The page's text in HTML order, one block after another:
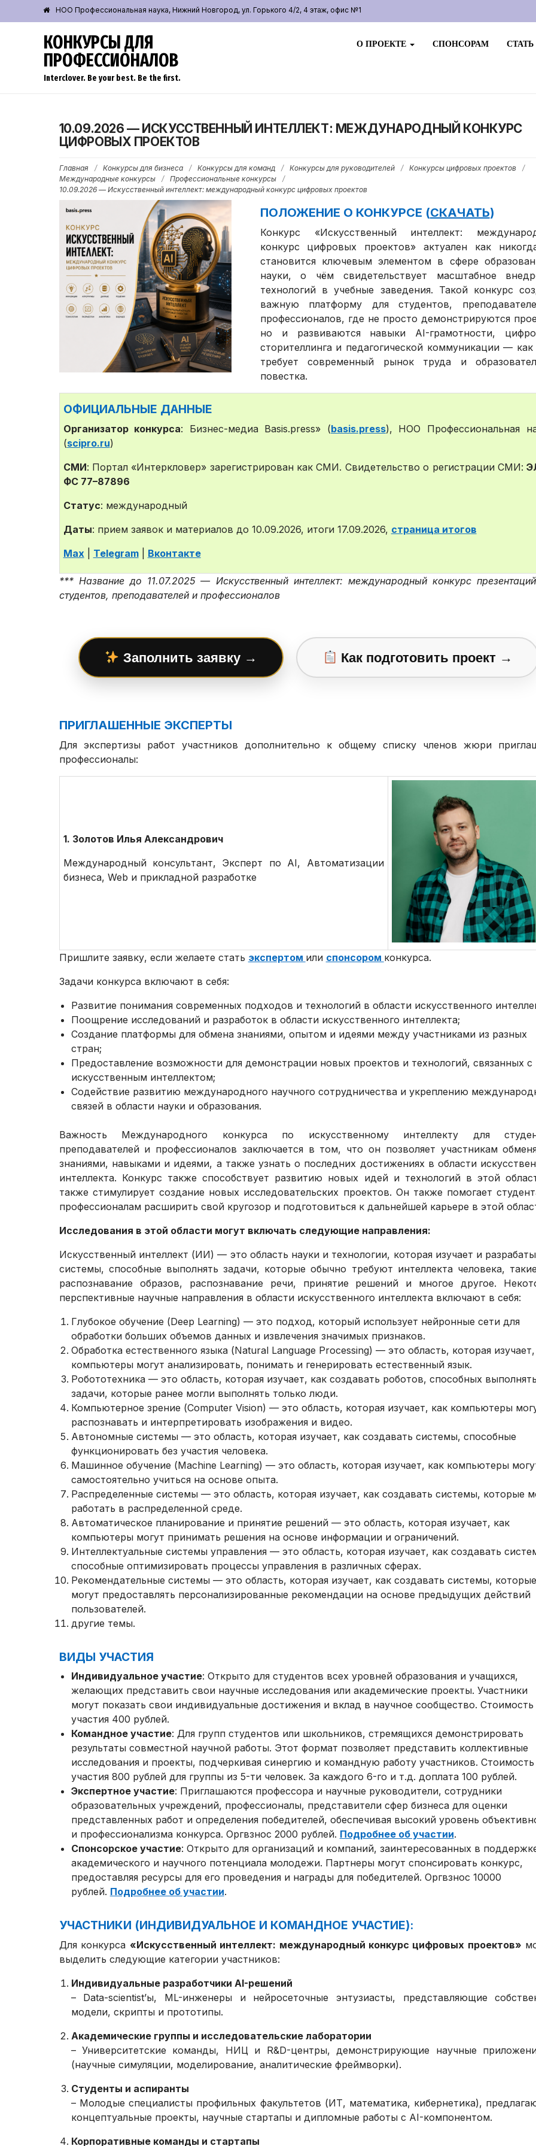
НОО Профессиональная наука, Нижний Новгород, ул. Горького 4/2, 4 этаж, офис №1
КОНКУРСЫ ДЛЯ
ПРОФЕССИОНАЛОВ
Interclover. Be your best. Be the first.
О ПРОЕКТЕ СПОНСОРАМ
10.09.2026 — ИСКУССТВЕННЫЙ ИНТЕЛЛЕКТ: МЕЖДУНАРОДНЫЙ КОНКУРС
ЦИФРОВЫХ ПРОЕКТОВ
Главная / Конкурсы для бизнеса / Конкурсы для команд / Конкурсы для руководителей / Конкурсы цифровых проектов
/
Международные конкурсы
/ Профессиональные конкурсы
/
10.09.2026 — Искусственный интеллект: международный конкурс цифровых проектов
ПОЛОЖЕНИЕ О КОНКУРСЕ (СКАЧАТЬ)
Конкурс «Искусственный интеллект:
конкурс цифровых проектов» актуален как
становится ключевым элементом в сфере
науки, о чём свидетельствует масштабное
технологий в учебные заведения. Такой конкурс
важную платформу для студентов,
профессионалов, где не просто демонстрируются
но и развиваются навыки AI-грамотности,
сторителлинга и педагогической коммуникации — как
требует современный рынок труда и
повестка.
ОФИЦИАЛЬНЫЕ ДАННЫЕ
Организатор конкурса: Бизнес-медиа Basis.press» (basis.press), НОО Профессиональная
(scipro.ru)
СМИ: Портал «Интеркловер» зарегистрирован как СМИ. Свидетельство о регистрации СМИ:
ФС 77–87896
Статус: международный
Даты: прием заявок и материалов до 10.09.2026, итоги 17.09.2026, страница итогов
Max
Telegram| Вконтакте
*** Название до 11.07.2025 — Искусственный интеллект: международный конкурс
студентов, преподавателей и профессионалов
Заполнить заявку → Как подготовить проект →
ПРИГЛАШЕННЫЕ ЭКСПЕРТЫ
Для экспертизы работ участников дополнительно к общему списку членов жюри
профессионалы:
1. Золотов Илья Александрович
Международный консультант, Эксперт по AI, Автоматизации
бизнеса, Web и прикладной разработке
Пришлите заявку, если желаете стать экспертом или спонсором конкурса.
Задачи конкурса включают в себя:
Развитие понимания современных подходов и технологий в области искусственного
Поощрение исследований и разработок в области искусственного интеллекта;
Создание платформы для обмена знаниями, опытом и идеями между участниками из разных
стран;
Предоставление возможности для демонстрации новых проектов и технологий, связанных с
искусственным интеллектом;
Содействие развитию международного научного сотрудничества и укреплению
связей в области науки и образования.
Важность Международного конкурса по искусственному интеллекту для
преподавателей и профессионалов заключается в том, что он позволяет участникам
знаниями, навыками и идеями, а также узнать о последних достижениях в области
интеллекта. Конкурс также способствует развитию новых идей и технологий в этой
также стимулирует создание новых исследовательских проектов. Он также помогает
профессионалам расширить свой кругозор и подготовиться к дальнейшей карьере в этой
Исследования в этой области могут включать следующие направления:
Искусственный интеллект (ИИ) — это область науки и технологии, которая изучает и
системы, способные выполнять задачи, которые обычно требуют интеллекта человека,
распознавание образов, распознавание речи, принятие решений и многое другое.
перспективные научные направления в области искусственного интеллекта включают в себя:
Глубокое обучение (Deep Learning) — это подход, который использует нейронные сети для
обработки больших объемов данных и извлечения значимых признаков.
Обработка естественного языка (Natural Language Processing) — это область, которая
компьютеры могут анализировать, понимать и генерировать естественный язык.
Робототехника — это область, которая изучает, как создавать роботов, способных
задачи, которые ранее могли выполнять только люди.
Компьютерное зрение (Computer Vision) — это область, которая изучает, как компьютеры
распознавать и интерпретировать изображения и видео.
Автономные системы — это область, которая изучает, как создавать системы, способные
функционировать без участия человека.
Машинное обучение (Machine Learning) — это область, которая изучает, как компьютеры
самостоятельно учиться на основе опыта.
Распределенные системы — это область, которая изучает, как создавать системы, которые
работать в распределенной среде.
Автоматическое планирование и принятие решений — это область, которая изучает, как
компьютеры могут принимать решения на основе информации и ограничений.
Интеллектуальные системы управления — это область, которая изучает, как создавать
способные оптимизировать процессы управления в различных сферах.
Рекомендательные системы — это область, которая изучает, как создавать системы, которые
могут предоставлять персонализированные рекомендации на основе предыдущих действий
пользователей.
другие темы.
ВИДЫ УЧАСТИЯ
Индивидуальное участие: Открыто для студентов всех уровней образования и учащихся,
желающих представить свои научные исследования или академические проекты. Участники
могут показать свои индивидуальные достижения и вклад в научное сообщество. Стоимость
участия 400 рублей.
Командное участие: Для групп студентов или школьников, стремящихся демонстрировать
результаты совместной научной работы. Этот формат позволяет представить коллективные
исследования и проекты, подчеркивая синергию и командную работу участников. Стоимость
участия 800 рублей для группы из 5-ти человек. За каждого 6-го и т.д. доплата 100 рублей.
Экспертное участие: Приглашаются профессора и научные руководители, сотрудники
образовательных учреждений, профессионалы, представители сфер бизнеса для оценки
представленных работ и определения победителей, обеспечивая высокий уровень
и профессионализма конкурса. Оргвзнос 2000 рублей. Подробнее об участии.
Спонсорское участие: Открыто для организаций и компаний, заинтересованных в
академического и научного потенциала молодежи. Партнеры могут спонсировать конкурс,
предоставляя ресурсы для его проведения и награды для победителей. Оргвзнос 10000
рублей. Подробнее об участии.
УЧАСТНИКИ (ИНДИВИДУАЛЬНОЕ И КОМАНДНОЕ УЧАСТИЕ):
Для конкурса «Искусственный интеллект: международный конкурс цифровых проектов»
выделить следующие категории участников:
Индивидуальные разработчики AI-решений
– Data-scientist’ы, ML-инженеры и нейросеточные энтузиасты, представляющие
модели, скрипты и прототипы.
Академические группы и исследовательские лаборатории
– Университетские команды, НИЦ и R&D-центры, демонстрирующие научные
(научные симуляции, моделирование, аналитические фреймворки).
Студенты и аспиранты
– Молодые специалисты профильных факультетов (ИТ, математика, кибернетика),
концептуальные проекты, научные стартапы и дипломные работы с AI-компонентом.
Корпоративные команды и стартапы